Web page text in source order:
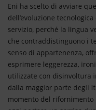
Eni ha scelto di avviare
dell’evoluzione
servizio, perché la lingua
che contraddistinguono i
senso di appartenenza,
esprimere leggerezza,
utilizzate con disinvoltura
dalla maggior parte degli
momento del rifornimento